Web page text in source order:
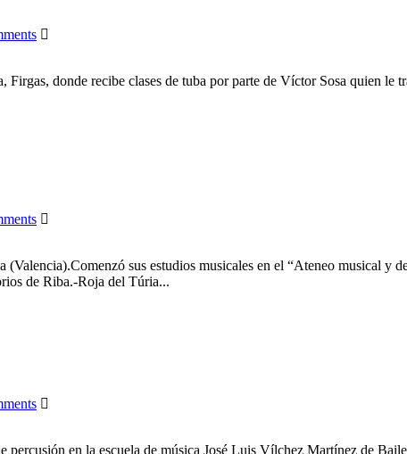
donde recibe clases de tuba por parte de Víctor Sosa quien
sus estudios musicales en el “Ateneo musical y
de Riba.-Roja del Túria...
en la escuela de música José Luis Vílchez Martínez de